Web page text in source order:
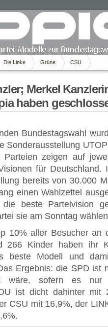
Die Linke Grüne CSU
Merkel
haben
Bundestagswahl
Sonderausstellung
Parteien zeigen auf
für Deutschland.
bereits von 30.000
einen Wahlzettel
beste Parteivision
sie am Sonntag
10% aller Besucher an
266 Kinder haben ihr
beste Modell und
Ergebnis: die SPD ist
wäre, sofern es
ist dicht dahinter mit
CSU mit 16,9%, der